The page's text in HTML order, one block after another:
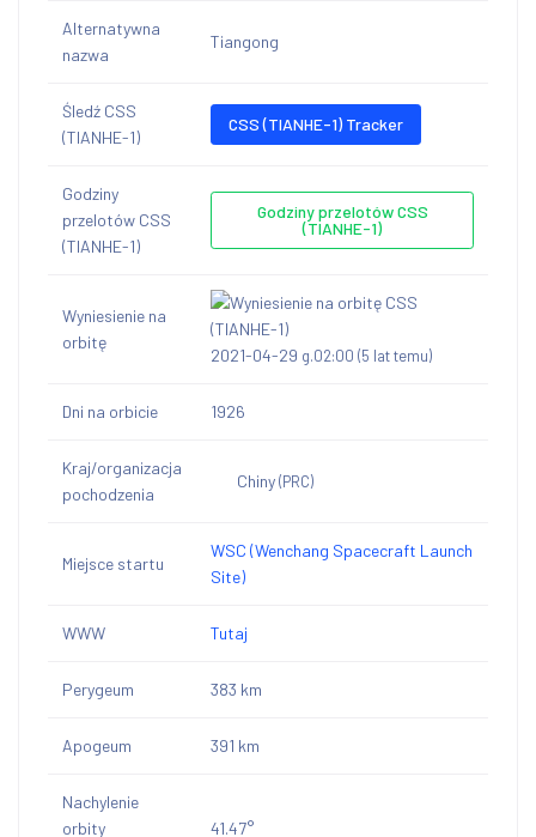
Alternatywna
nazwa
Tiangong
Śledź CSS
(TIANHE-1)
CSS (TIANHE-1) Tracker
Godziny
przelotów CSS
(TIANHE-1)
Godziny przelotów CSS
(TIANHE-1)
Wyniesienie na
orbitę
2021-04-29 g.02:00 (5 lat temu)
Dni na orbicie 1926
Kraj/organizacja
pochodzenia
Chiny(PRC)
Miejsce startu
WSC (Wenchang Spacecraft Launch
Site)
WWW Tutaj
Perygeum 383 km
Apogeum 391 km
Nachylenie
orbity
41.47°